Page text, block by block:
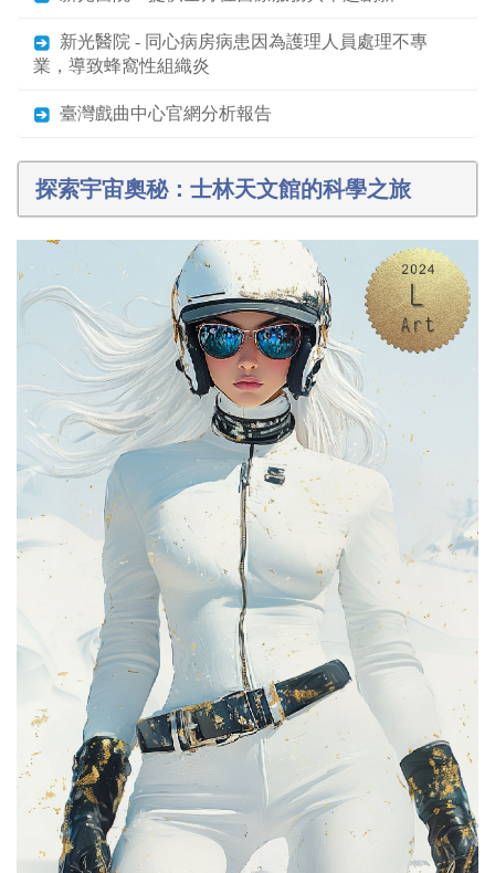
新光醫院 - 同心病房病患因為護理人員處理不專
業，導致蜂窩性組織炎
臺灣戲曲中心官網分析報告
探索宇宙奧秘：士林天文館的科學之旅